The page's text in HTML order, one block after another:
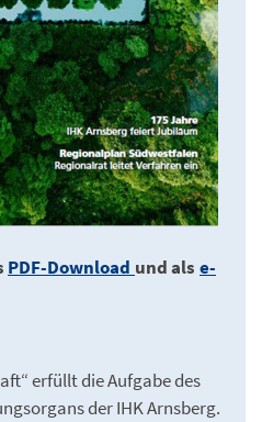
PDF-Download und als e-
erfüllt die Aufgabe des
der IHK Arnsberg.